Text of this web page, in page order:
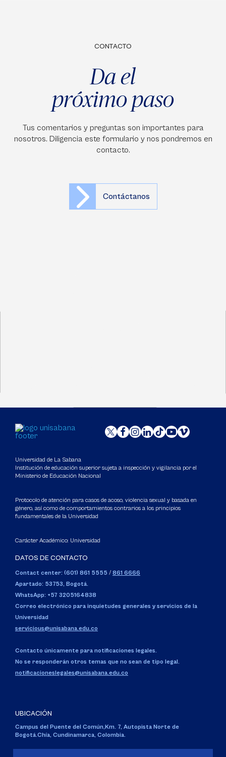
CONTACTO
Da el
próximo paso
Tus comentarios y preguntas son importantes para
nosotros. Diligencia este formulario y nos pondremos en
contacto.
Contáctanos
Universidad de La Sabana
Institución de educación superior sujeta a inspección y vigilancia por el
Ministerio de Educación Nacional
Protocolo de atención para casos de acoso, violencia sexual y basada en
género, así como de comportamientos contrarios a los principios
fundamentales de la Universidad
Carácter Académico: Universidad
DATOS DE CONTACTO
Contact center: (601) 861 5555 / 861 6666
Apartado: 53753, Bogotá.
WhatsApp: +57 3205164838
Correo electrónico para inquietudes generales y servicios de la
Universidad
servicious@unisabana.edu.co
Contacto únicamente para notificaciones legales.
No se responderán otros temas que no sean de tipo legal.
notificacioneslegales@unisabana.edu.co
UBICACIÓN
Campus del Puente del Común,Km. 7, Autopista Norte de
Bogotá.Chía, Cundinamarca, Colombia.